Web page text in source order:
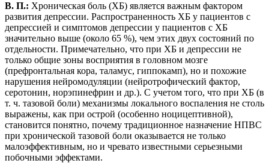
В. П.: Хроническая боль (ХБ) является важным фактором
развития депрессии. Распространенность ХБ у пациентов с
депрессией и симптомов депрессии у пациентов с ХБ
значительно выше (около 65 %), чем этих двух состояний по
отдельности. Примечательно, что при ХБ и депрессии не
только общие зоны восприятия в головном мозге
(префронтальная кора, таламус, гиппокамп), но и похожие
нарушения нейромодуляции (нейротрофический фактор,
серотонин, норэпинефрин и др.). С учетом того, что при ХБ (в
т. ч. тазовой боли) механизмы локального воспаления не столь
выражены, как при острой (особенно ноцицептивной),
становится понятно, почему традиционное назначение НПВС
при хронической тазовой боли оказывается не только
малоэффективным, но и чревато известными серьезными
побочными эффектами.